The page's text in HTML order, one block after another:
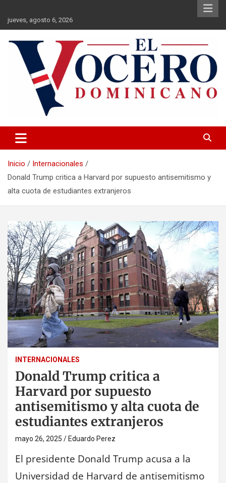
contenido
jueves, agosto 6, 2026
El Vocero Dominicano
Inicio
Internacionales
Donald Trump critica a Harvard por supuesto antisemitismo y
alta cuota de estudiantes extranjeros
INTERNACIONALES
Donald Trump critica a
Harvard por supuesto
antisemitismo y alta cuota de
estudiantes extranjeros
mayo 26, 2025 Eduardo Perez
El presidente Donald Trump acusa a la
Universidad de Harvard de antisemitismo